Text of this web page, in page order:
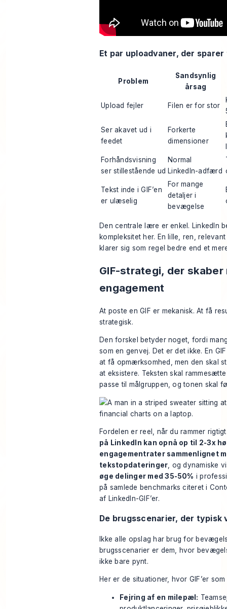
Et par uploadvaner, der sparer
Problem
Sandsynlig
årsag
Upload fejler Filen er for stor
Ser akavet ud i
feedet
Forkerte
dimensioner
Forhåndsvisning
ser stillestående ud
Normal
LinkedIn-adfærd
Tekst inde i GIF’en
er ulæselig
For mange
detaljer i
bevægelse
Den centrale lære er enkel. LinkedIn
kompleksitet her. En lille, ren,
klarer sig som regel bedre end et
GIF-strategi, der skaber
engagement
At poste en GIF er mekanisk. At få
strategisk.
Den forskel betyder noget, fordi
som en genvej. Det er det ikke. En
at få opmærksomhed, men den skal
at eksistere. Teksten skal
passe til målgruppen, og tonen skal
Fordelen er reel, når du rammer
på LinkedIn kan opnå op til 2-3x
engagementrater sammenlignet
tekstopdateringer, og dynamiske
øge delinger med 35-50% i
på samlede benchmarks citeret i
af LinkedIn-GIF’er.
De brugsscenarier, der typisk
Ikke alle opslag har brug for
brugsscenarier er dem, hvor
ikke bare pynt.
Her er de situationer, hvor GIF’er
Fejring af en milepæl: